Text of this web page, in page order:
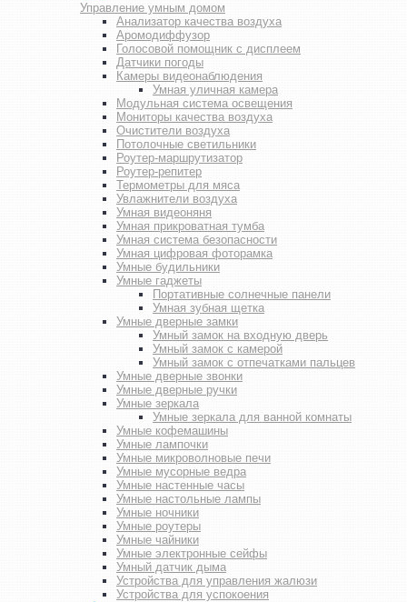
Управление умным домом
Анализатор качества воздуха
Аромодиффузор
Голосовой помощник с дисплеем
Датчики погоды
Камеры видеонаблюдения
Умная уличная камера
Модульная система освещения
Мониторы качества воздуха
Очистители воздуха
Потолочные светильники
Роутер-маршрутизатор
Роутер-репитер
Термометры для мяса
Увлажнители воздуха
Умная видеоняня
Умная прикроватная тумба
Умная система безопасности
Умная цифровая фоторамка
Умные будильники
Умные гаджеты
Портативные солнечные панели
Умная зубная щетка
Умные дверные замки
Умный замок на входную дверь
Умный замок с камерой
Умный замок с отпечатками пальцев
Умные дверные звонки
Умные дверные ручки
Умные зеркала
Умные зеркала для ванной комнаты
Умные кофемашины
Умные лампочки
Умные микроволновые печи
Умные мусорные ведра
Умные настенные часы
Умные настольные лампы
Умные ночники
Умные роутеры
Умные чайники
Умные электронные сейфы
Умный датчик дыма
Устройства для управления жалюзи
Устройства для успокоения